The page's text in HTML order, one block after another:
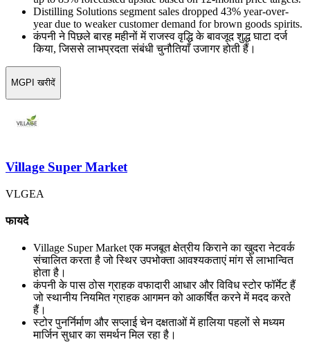
Distilling Solutions segment sales dropped 43% year-over-
year due to weaker customer demand for brown goods spirits.
कंपनी ने पिछले बारह महीनों में राजस्व वृद्धि के बावजूद शुद्ध घाटा दर्ज
किया, जिससे लाभप्रदता संबंधी चुनौतियाँ उजागर होती हैं।
MGPI खरीदें
Village Super Market
VLGEA
फायदे
Village Super Market एक मजबूत क्षेत्रीय किराने का खुदरा नेटवर्क
संचालित करता है जो स्थिर उपभोक्ता आवश्यकताएं मांग से लाभान्वित
होता है।
कंपनी के पास ठोस ग्राहक वफादारी आधार और विविध स्टोर फॉर्मेट हैं
जो स्थानीय नियमित ग्राहक आगमन को आकर्षित करने में मदद करते
हैं।
स्टोर पुनर्निर्माण और सप्लाई चेन दक्षताओं में हालिया पहलों से मध्यम
मार्जिन सुधार का समर्थन मिल रहा है।